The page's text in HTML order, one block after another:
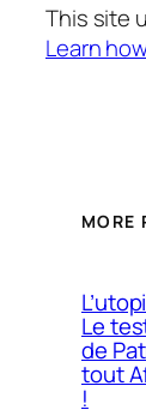
This site
Learn
MORE
Le
de
tout
!